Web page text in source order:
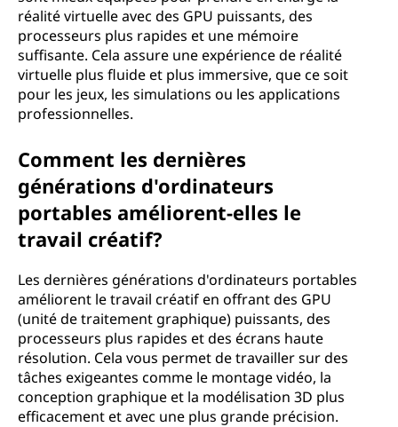
réalité virtuelle avec des GPU puissants, des
processeurs plus rapides et une mémoire
suffisante. Cela assure une expérience de réalité
virtuelle plus fluide et plus immersive, que ce soit
pour les jeux, les simulations ou les applications
professionnelles.
Comment les dernières
générations d'ordinateurs
portables améliorent-elles le
travail créatif?
Les dernières générations d'ordinateurs portables
améliorent le travail créatif en offrant des GPU
(unité de traitement graphique) puissants, des
processeurs plus rapides et des écrans haute
résolution. Cela vous permet de travailler sur des
tâches exigeantes comme le montage vidéo, la
conception graphique et la modélisation 3D plus
efficacement et avec une plus grande précision.